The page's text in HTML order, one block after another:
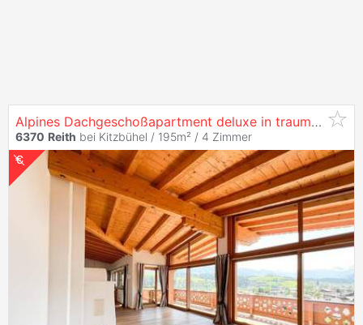
Alpines Dachgeschoßapartment deluxe in traumhafter Sonnenlage von
6370 Reith bei Kitzbühel / 195m² / 4 Zimmer